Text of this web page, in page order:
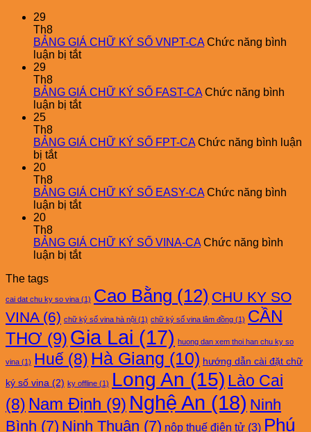
29
Th8
BẢNG GIÁ CHỮ KÝ SỐ VNPT-CA Chức năng bình
luận bị tắtở
CHỮ
KÝ
CA
29
Th8
BẢNG GIÁ CHỮ KÝ SỐ FAST-CA Chức năng bình
luận bị tắtở
CHỮ
CA
25
Th8
BẢNG GIÁ CHỮ KÝ SỐ FPT-CA Chức năng bình luận
bị tắtở
CHỮ
KÝ
CA
20
Th8
BẢNG GIÁ CHỮ KÝ SỐ EASY-CA Chức năng bình
luận bị tắtở
CHỮ
KÝ
CA
20
Th8
BẢNG GIÁ CHỮ KÝ SỐ VINA-CA Chức năng bình
luận bị tắtở
CHỮ
KÝ
SỐ
VINA-
CA
The tags
cai dat chu ky so vina (1) Cao Bằng (12) CHU KY SO
VINA(6) chữ ký số vina hà nội (1) chữ ký số vina lâm đồng (1) CẦN
THƠ (9) Gia Lai (17) huong dan xem thoi han chu ky so
vina (1) Huế (8) Hà Giang (10) hướng dẫn cài đặt chữ
ký số vina (2) ky offline (1) Long An (15) Lào Cai
(8) Nam Định (9) Nghệ An (18) Ninh
Bình (7) Ninh Thuận (7) nộp thuế điện tử (3) Phú